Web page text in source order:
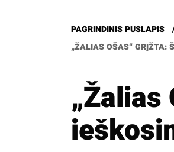
PAGRINDINIS PUSLAPIS
„ŽALIAS OŠAS“ GRĮŽTA: